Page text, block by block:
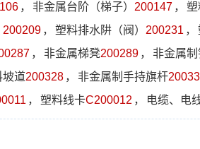
， 非金属台阶（梯子） 200147 ， 塑
200209 ， 塑料排水阱（阀） 200231 ，
， 非金属梯凳200289 ， 非金属制
坡道200328 ， 非金属制手持旗杆
， 塑料线卡C200012 ， 电缆、电